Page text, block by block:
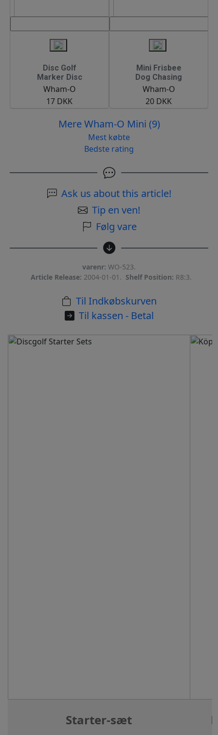
Disc Golf
Marker Disc
Wham-O
17 DKK
Mini Frisbee
Dog Chasing
Wham-O
20 DKK
Mere Wham-O Mini (9)
Mest købte
Bedste rating
Ask us about this article!
Tip en ven!
Følg vare
varenr: WO-523.
Article Release: 2004-01-01. Shelf Position: R8:3.
Til Indkøbskurven
Til kassen - Betal
Starter-sæt